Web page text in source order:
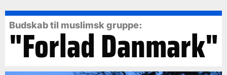
Budskab til muslimsk gruppe:
"Forlad Danmark"